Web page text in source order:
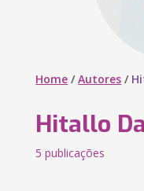
Home /Autores /
Hitallo
5 publicações